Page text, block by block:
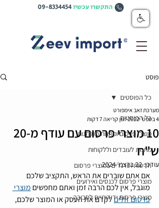
התקשרו עכשיו09-8334454
פוסט
כל הפוסטים
מוצרי פרסום ומתנות ממותגות
מתנות לעובדים וללקוחות
חדשות וטרנדים במוצרי פרסום
מוצרי פרסום לכנסים ואירועים
מוצרי פרסום ידידותיים לסביבה
כל הפוסטים
10 מוצרי פרסום עם עודף מ-20
ש"ח
מערכת זאב אימפורט
4 בספט׳ 2022
זמן קריאה 7 דקות
עודכן:22 בדצמ׳ 2024
אם אתם שוברים את הראש, התקציב שלכם
מוגבל, אין לכם הרבה זמן ואתם מחפשים מוצרי
פרסום זולים לקדם את העסק או המוצר שלכם,